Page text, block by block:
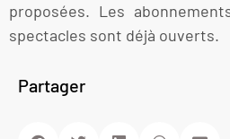
proposées. Les
spectacles sont déjà ouverts.
Partager